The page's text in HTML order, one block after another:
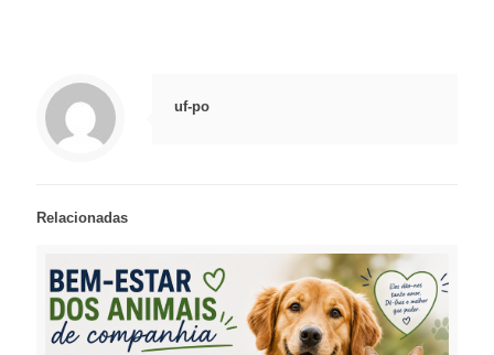
uf-po
Relacionadas